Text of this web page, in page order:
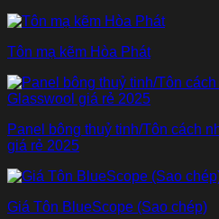
Tôn mạ kẽm Hòa Phát
Panel bông thuỷ tinh/Tôn cách
giá rẻ 2025
Giá Tôn BlueScope (Sao chép)